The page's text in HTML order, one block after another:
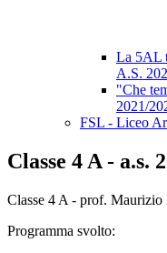
La 5AL
A.S.
"Che
2021/
FSL - Liceo
Classe 4 A - a.s.
Classe 4 A - prof.
Programma svolto: